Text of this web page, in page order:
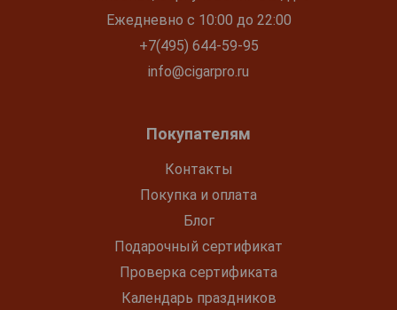
Ежедневно с 10:00 до 22:00
+7(495) 644-59-95
info@cigarpro.ru
Покупателям
Контакты
Покупка и оплата
Блог
Подарочный сертификат
Проверка сертификата
Календарь праздников